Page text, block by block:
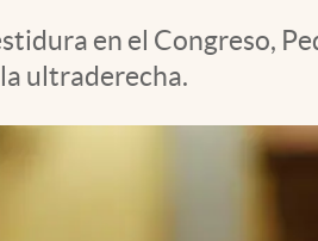
en el Congreso,
ultraderecha.